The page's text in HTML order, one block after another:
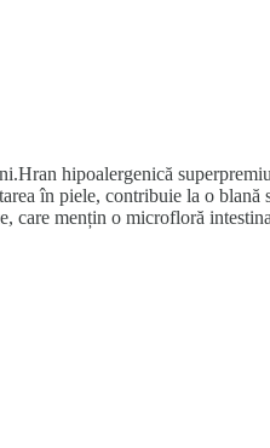
hipoalergenică
în piele, contribuie la o blană
mențin o microfloră